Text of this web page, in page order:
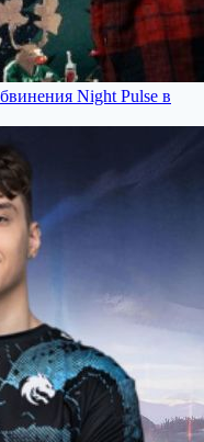
Night Pulse в